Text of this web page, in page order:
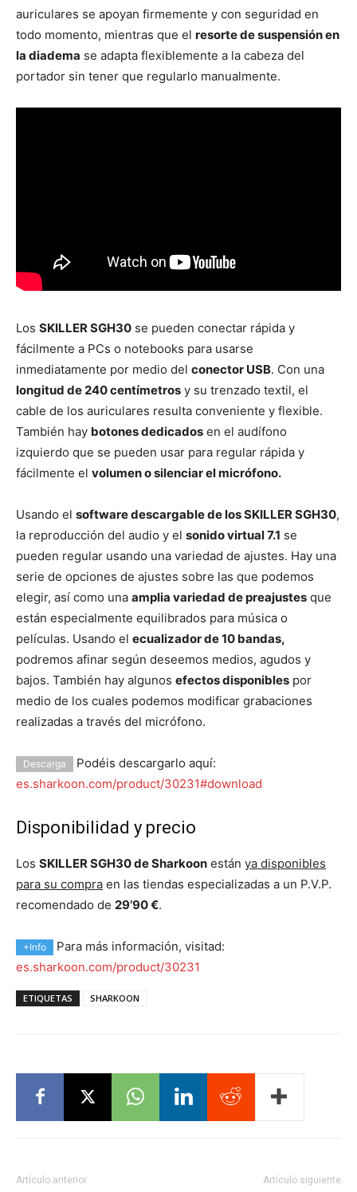
auriculares se apoyan firmemente y con seguridad en
todo momento, mientras que el resorte de suspensión en
la diadema se adapta flexiblemente a la cabeza del
portador sin tener que regularlo manualmente.
Los SKILLER SGH30 se pueden conectar rápida y
fácilmente a PCs o notebooks para usarse
inmediatamente por medio del conector USB. Con una
longitud de 240 centímetros y su trenzado textil, el
cable de los auriculares resulta conveniente y flexible.
También hay botones dedicados en el audífono
izquierdo que se pueden usar para regular rápida y
fácilmente el volumen o silenciar el micrófono.
Usando el software descargable de los SKILLER SGH30,
la reproducción del audio y el sonido virtual 7.1 se
pueden regular usando una variedad de ajustes. Hay una
serie de opciones de ajustes sobre las que podemos
elegir, así como una amplia variedad de preajustes que
están especialmente equilibrados para música o
películas. Usando el ecualizador de 10 bandas,
podremos afinar según deseemos medios, agudos y
bajos. También hay algunos efectos disponibles por
medio de los cuales podemos modificar grabaciones
realizadas a través del micrófono.
Descarga
Podéis descargarlo aquí:
es.sharkoon.com/product/30231#download
Disponibilidad y precio
Los SKILLER SGH30 de Sharkoon están ya disponibles
para su compra en las tiendas especializadas a un P.V.P.
recomendado de 29’90 €.
+Info
Para más información, visitad:
es.sharkoon.com/product/30231
ETIQUETAS SHARKOON
Artículo anterior Artículo siguiente